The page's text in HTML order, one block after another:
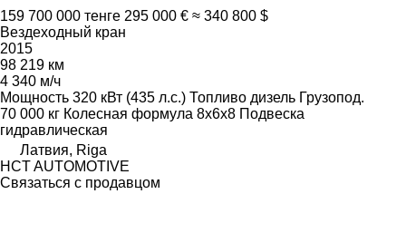
159 700 000 тенге 295 000 € ≈ 340 800 $
Вездеходный кран
2015
98 219 км
4 340 м/ч
Мощность 320 кВт (435 л.с.) Топливо дизель Грузопод.
70 000 кг Колесная формула 8x6x8 Подвеска
гидравлическая
Латвия, Riga
HCT AUTOMOTIVE
Связаться с продавцом